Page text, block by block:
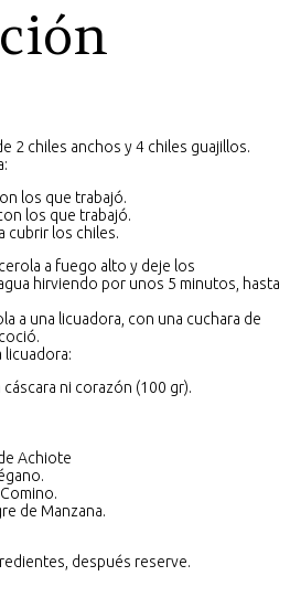
2 chiles anchos y 4 chiles guajillos.
los que trabajó.
los que trabajó.
cubrir los chiles.
a fuego alto y deje los
hirviendo por unos 5 minutos, hasta
a una licuadora, con una cuchara de
licuadora:
cáscara ni corazón (100 gr).
Achiote
de Manzana.
después reserve.